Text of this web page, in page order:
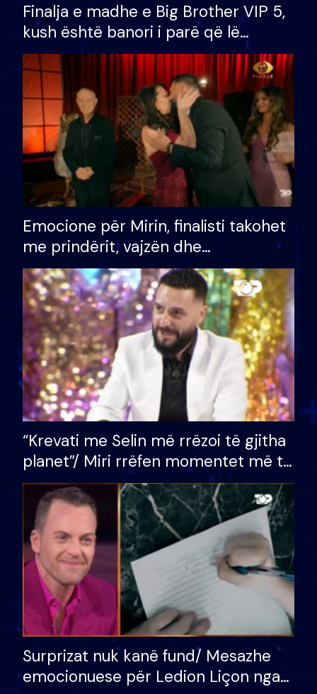
Finalja e madhe e Big Brother VIP 5,
kush është banori i parë që lë
shtëpinë dhe humb mundësinë për
të fituar çmimin e madh
Emocione për Mirin, finalisti takohet
me prindërit, vajzën dhe
bashkëshorten: S’kemi ndonjë letër
divorci apo jo?
“Krevati me Selin më rrëzoi të gjitha
planet”/ Miri rrëfen momentet më të
bukura në shtëpinë e BB VIP: Do më
mungojë zilja e mëngjesit kur…
Surprizat nuk kanë fund/ Mesazhe
emocionuese për Ledion Liçon nga